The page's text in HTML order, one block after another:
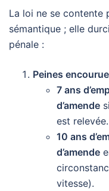
La loi ne se contente
sémantique ; elle
pénale :
Peines
7 ans
d’amende
est relevée.
10 ans
d’amende
vitesse).